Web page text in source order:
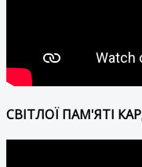
СВІТЛОЇ ПАМ'ЯТІ